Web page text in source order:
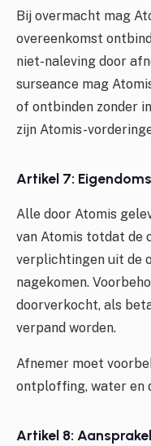
Bij overmacht mag
overeenkomst
niet-naleving door
surseance mag
of ontbinden zonder
zijn Atomis-
Artikel 7:
Alle door Atomis
van Atomis totdat de
verplichtingen uit de
nagekomen.
doorverkocht, als
verpand worden.
Afnemer moet
ontploffing, water en
Artikel 8: